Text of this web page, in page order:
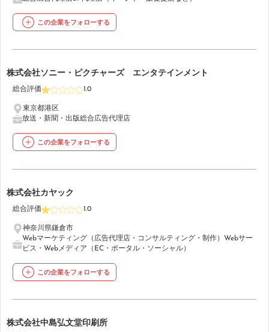
この企業をフォローする
25
株式会社ソニー・ピクチャーズ エンタテインメント
総合評価 1.0
東京都港区
放送・新聞・出版総合広告代理店
この企業をフォローする
26
株式会社カヤック
総合評価 1.0
神奈川県鎌倉市
Webマーケティング（広告代理店・コンサルティング・制作） Webサー
ビス・Webメディア（EC・ポータル・ソーシャル）
この企業をフォローする
27
株式会社中島弘文堂印刷所